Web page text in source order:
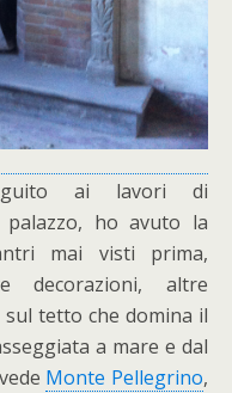
ai lavori di
ho avuto la
mai visti prima,
decorazioni, altre
sul tetto che domina il
a mare e dal
Monte Pellegrino,